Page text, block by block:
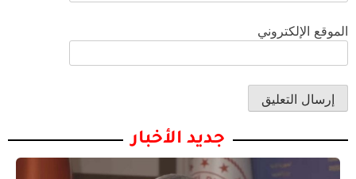
الموقع الإلكتروني
جديد الأخبار